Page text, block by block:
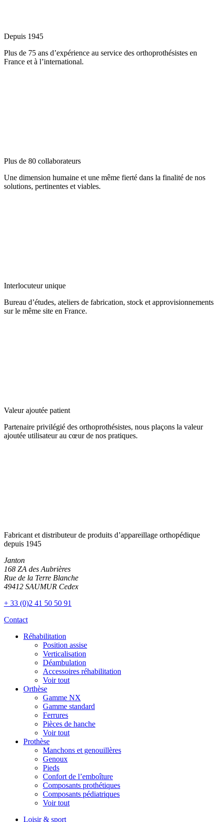
Depuis 1945
Plus de 75 ans d’expérience au service des orthoprothésistes en
France et à l’international.
Plus de 80 collaborateurs
Une dimension humaine et une même fierté dans la finalité de nos
solutions, pertinentes et viables.
Interlocuteur unique
Bureau d’études, ateliers de fabrication, stock et approvisionnements
sur le même site en France.
Valeur ajoutée patient
Partenaire privilégié des orthoprothésistes, nous plaçons la valeur
ajoutée utilisateur au cœur de nos pratiques.
Fabricant et distributeur de produits d’appareillage orthopédique
depuis 1945
Janton
168 ZA des Aubrières
Rue de la Terre Blanche
49412 SAUMUR Cedex
+ 33 (0)2 41 50 50 91
Contact
Réhabilitation
Position assise
Verticalisation
Déambulation
Accessoires réhabilitation
Voir tout
Orthèse
Gamme NX
Gamme standard
Ferrures
Pièces de hanche
Voir tout
Prothèse
Manchons et genouillères
Genoux
Pieds
Confort de l’emboîture
Composants prothétiques
Composants pédiatriques
Voir tout
Loisir & sport